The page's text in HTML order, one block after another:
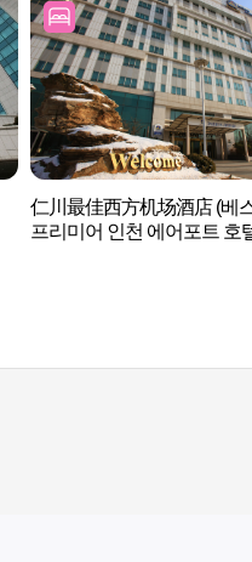
仁川最佳西方机场酒店 (베
프리미어 인천 에어포트 호